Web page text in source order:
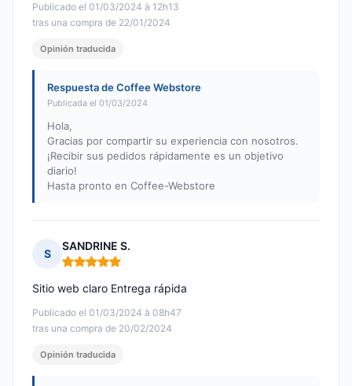
Publicado el 01/03/2024 à 12h13
tras una compra de 22/01/2024
Opinión traducida
Respuesta de Coffee Webstore
Publicada el 01/03/2024
Hola,
Gracias por compartir su experiencia con nosotros.
¡Recibir sus pedidos rápidamente es un objetivo
diario!
Hasta pronto en Coffee-Webstore
S
SANDRINE S.
Nota: 5 de 5
Publicado el 01/03/2024 à 08h47
tras una compra de 20/02/2024
Sitio web claro Entrega rápida
Opinión traducida